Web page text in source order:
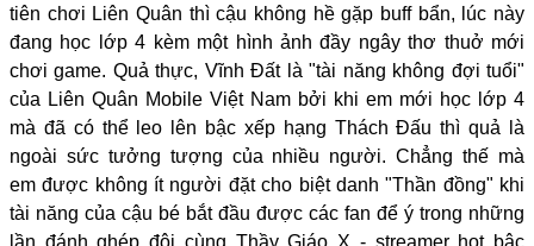
tiên chơi Liên Quân thì cậu không hề gặp buff bẩn, lúc này
đang học lớp 4 kèm một hình ảnh đầy ngây thơ thuở mới
chơi game. Quả thực, Vĩnh Đất là "tài năng không đợi tuổi"
của Liên Quân Mobile Việt Nam bởi khi em mới học lớp 4
mà đã có thể leo lên bậc xếp hạng Thách Đấu thì quả là
ngoài sức tưởng tượng của nhiều người. Chẳng thế mà
em được không ít người đặt cho biệt danh "Thần đồng" khi
tài năng của cậu bé bắt đầu được các fan để ý trong những